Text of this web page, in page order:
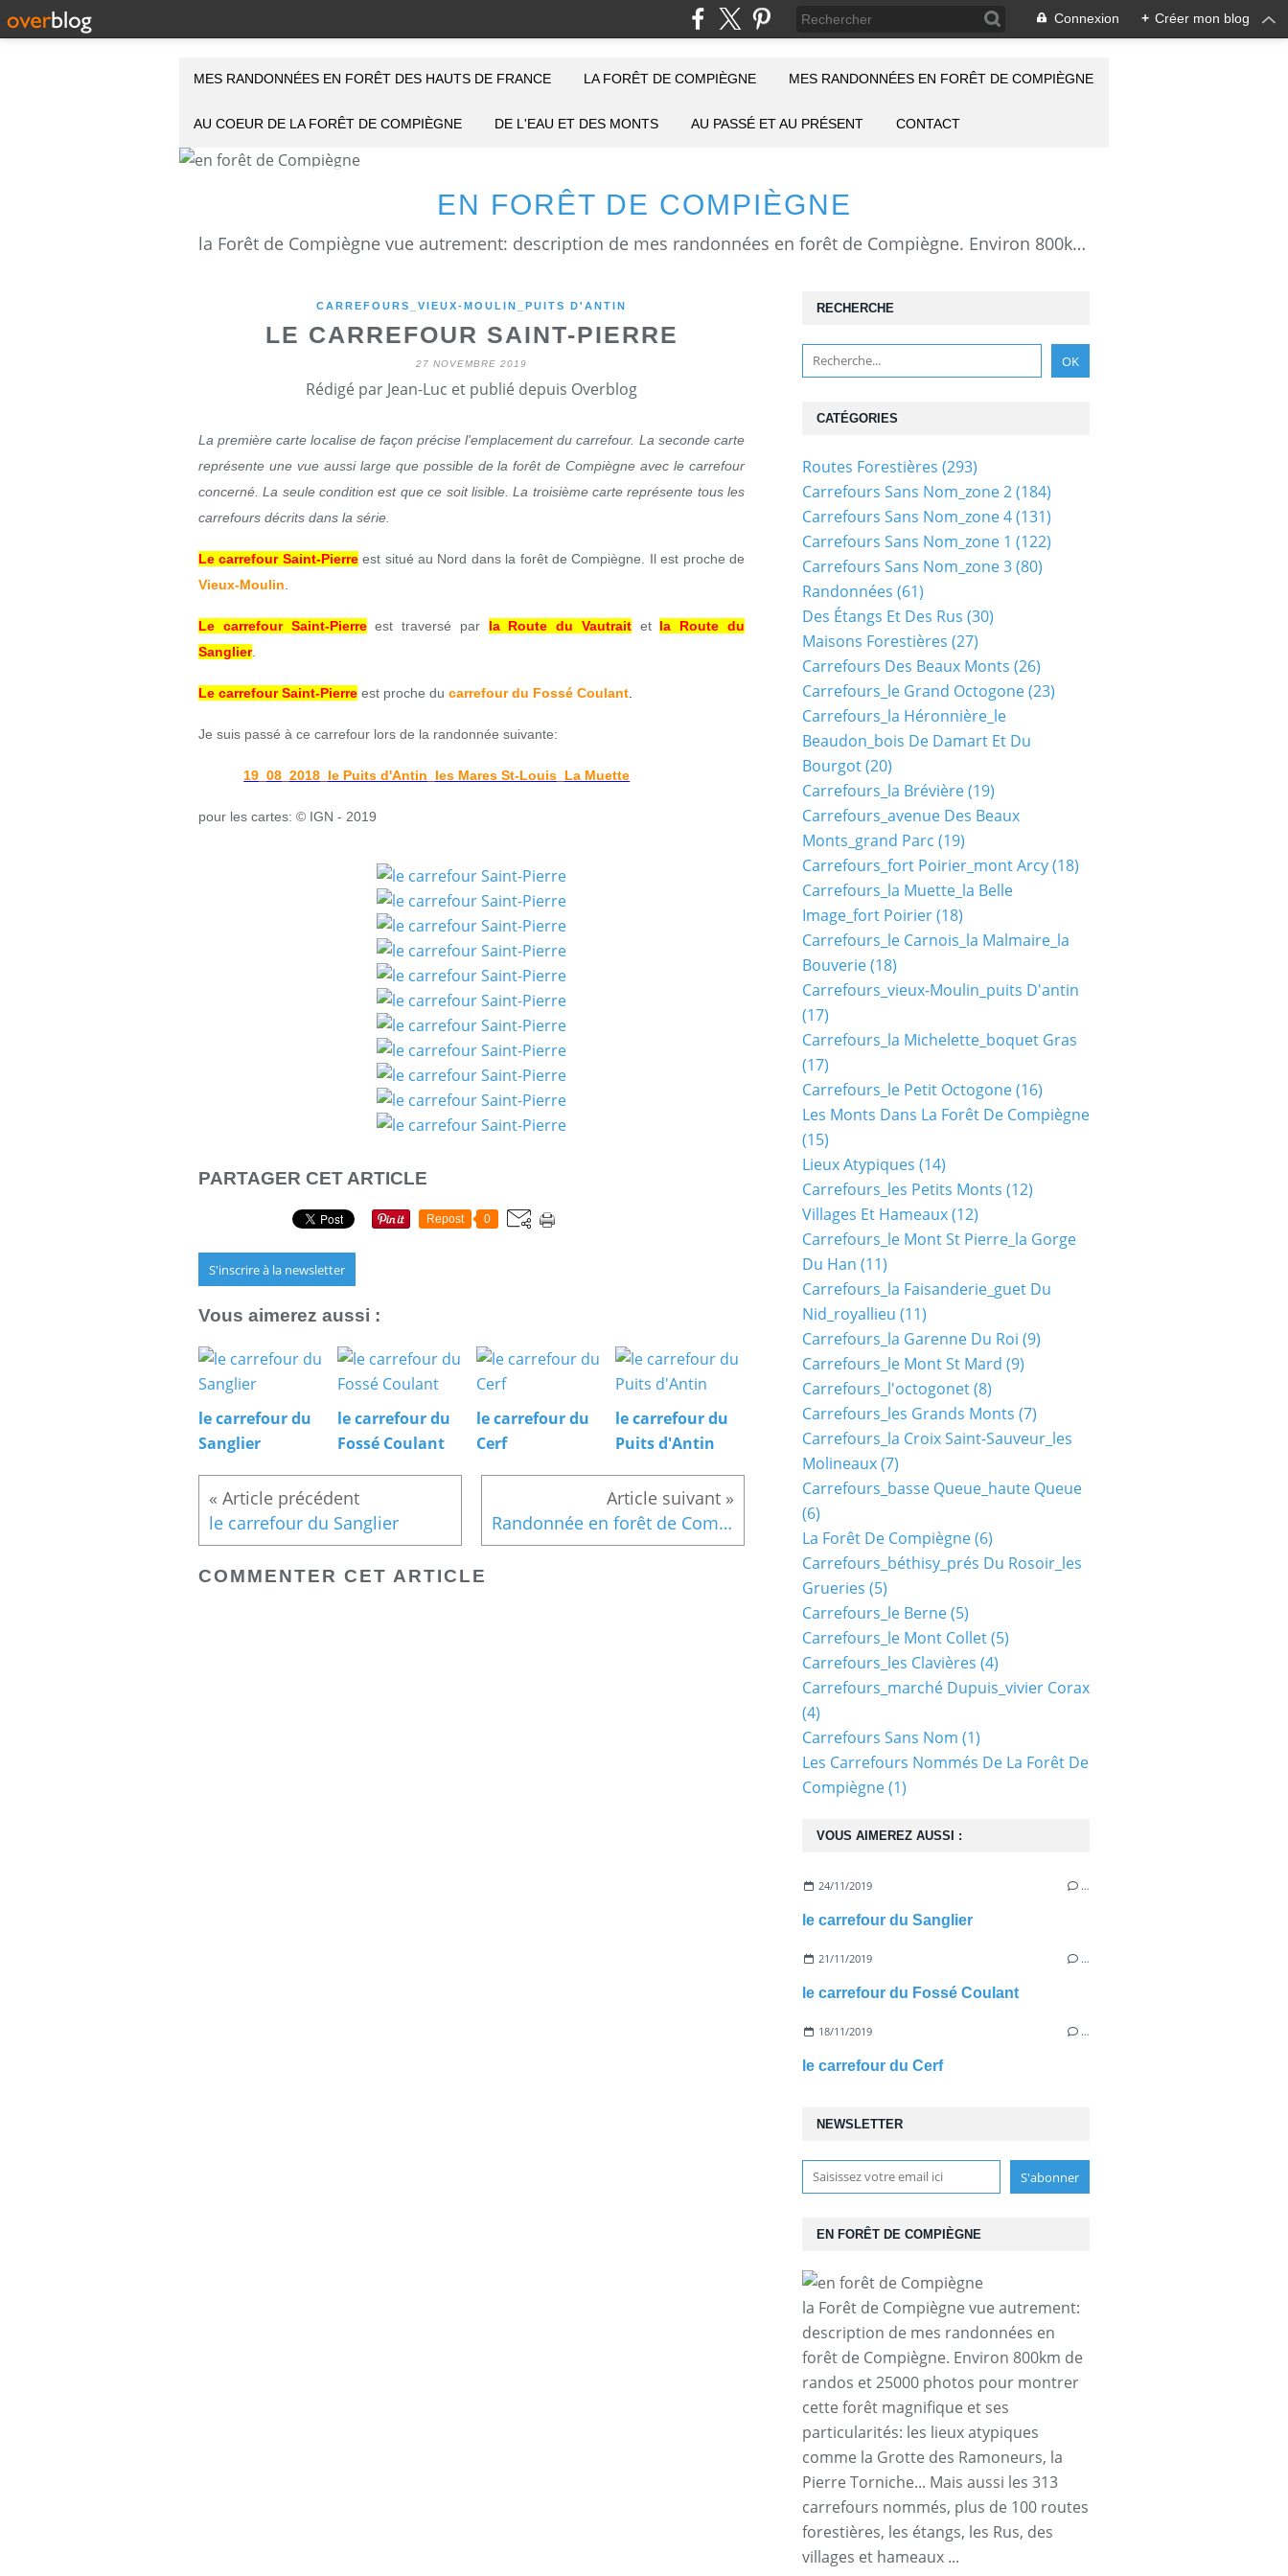
Connexion + Créer mon blog
EN FORÊT DE COMPIÈGNE
la Forêt de Compiègne vue autrement: description de mes randonnées en forêt de Compiègne. Environ 800km de randos et 25000 photos pour montrer cette forêt magnifique et ses particularités: les lieux atypiques comme la Grotte des Ramoneurs, la Pierre Torniche... Mais aussi les 313 carrefours nommés, plus de 100 routes forestières, les étangs, les Rus, des villages et hameaux ...
MES RANDONNÉES EN FORÊT DES HAUTS DE FRANCE LA FORÊT DE COMPIÈGNE MES RANDONNÉES EN FORÊT DE COMPIÈGNE
AU COEUR DE LA FORÊT DE COMPIÈGNE DE L'EAU ET DES MONTS AU PASSÉ ET AU PRÉSENT CONTACT
CARREFOURS_VIEUX-MOULIN_PUITS D'ANTIN
LE CARREFOUR SAINT-PIERRE
27 NOVEMBRE 2019
Rédigé par Jean-Luc et publié depuis Overblog
La première carte localise de façon précise l'emplacement du carrefour. La seconde carte
représente une vue aussi large que possible de la forêt de Compiègne avec le carrefour
concerné. La seule condition est que ce soit lisible.La troisième carte représente tous les
carrefours décrits dans la série.
Le carrefour Saint-Pierreest situé au Nord dans la forêt de Compiègne. Il est proche de
Vieux-Moulin
Le carrefour Saint-Pierreest traversé par la Route du Vautraitet la Route du
Sanglier
Le carrefour Saint-Pierre est proche du carrefour du Fossé Coulant
Je suis passé à ce carrefour lors de la randonnée suivante:
19_08_2018_le Puits d'Antin_les Mares St-Louis_La Muette
pour les cartes: © IGN - 2019
PARTAGER CET ARTICLE
Repost 0
S'inscrire à la newsletter
Vous aimerez aussi :
le carrefour du
Sanglier
le carrefour du
Fossé Coulant
le carrefour du
Cerf
le carrefour du
Puits d'Antin
le carrefour du Sanglier Randonnée en forêt de Compiègne_la Muette_les Clavières_la Brévière
COMMENTER CET ARTICLE
NEWSLETTER
RECHERCHE
EN FORÊT DE COMPIÈGNE
la Forêt de Compiègne vue autrement:
description de mes randonnées en
forêt de Compiègne. Environ 800km de
randos et 25000 photos pour montrer
cette forêt magnifique et ses
particularités: les lieux atypiques
comme la Grotte des Ramoneurs, la
Pierre Torniche... Mais aussi les 313
carrefours nommés, plus de 100 routes
forestières, les étangs, les Rus, des
villages et hameaux ...
VOUS AIMEREZ AUSSI :
24/11/2019 …
le carrefour du Sanglier
21/11/2019 …
le carrefour du Fossé Coulant
18/11/2019 …
le carrefour du Cerf
CATÉGORIES
Routes Forestières (293)
Carrefours Sans Nom_zone 2(184)
Carrefours Sans Nom_zone 4(131)
Carrefours Sans Nom_zone 1 (122)
Carrefours Sans Nom_zone 3(80)
Randonnées (61)
Des Étangs Et Des Rus (30)
Maisons Forestières (27)
Carrefours Des Beaux Monts (26)
Carrefours_le Grand Octogone(23)
Carrefours_la Héronnière_le
Beaudon_bois De Damart Et Du
Bourgot(20)
Carrefours_la Brévière(19)
Carrefours_avenue Des Beaux
Monts_grand Parc (19)
Carrefours_fort Poirier_mont Arcy(18)
Carrefours_la Muette_la Belle
Image_fort Poirier(18)
Carrefours_le Carnois_la Malmaire_la
Bouverie(18)
Carrefours_vieux-Moulin_puits D'antin
(17)
Carrefours_la Michelette_boquet Gras
(17)
Carrefours_le Petit Octogone(16)
Les Monts Dans La Forêt De Compiègne
(15)
Lieux Atypiques (14)
Carrefours_les Petits Monts (12)
Villages Et Hameaux(12)
Carrefours_le Mont St Pierre_la Gorge
Du Han (11)
Carrefours_la Faisanderie_guet Du
Nid_royallieu (11)
Carrefours_la Garenne Du Roi (9)
Carrefours_le Mont St Mard (9)
Carrefours_l'octogonet(8)
Carrefours_les Grands Monts (7)
Carrefours_la Croix Saint-Sauveur_les
Molineaux(7)
Carrefours_basse Queue_haute Queue
(6)
La Forêt De Compiègne(6)
Carrefours_béthisy_prés Du Rosoir_les
Grueries (5)
Carrefours_le Berne(5)
Carrefours_le Mont Collet(5)
Carrefours_les Clavières (4)
Carrefours_marché Dupuis_vivier Corax
(4)
Carrefours Sans Nom (1)
Les Carrefours Nommés De La Forêt De
Compiègne(1)